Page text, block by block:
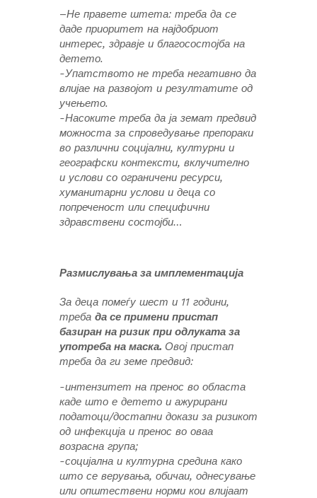
–Не правете штета: треба да се
даде приоритет на најдобриот
интерес, здравје и благосостојба на
детето.
-Упатството не треба негативно да
влијае на развојот и резултатите од
учењето.
-Насоките треба да ја земат предвид
можноста за спроведување препораки
во различни социјални, културни и
географски контексти, вклучително
и услови со ограничени ресурси,
хуманитарни услови и деца со
попреченост или специфични
здравствени состојби…
Размислувања за имплементација
За деца помеѓу шест и 11 години,
треба да се примени пристап
базиран на ризик при одлуката за
употреба на маска. Овој пристап
треба да ги земе предвид:
-интензитет на пренос во областа
каде што е детето и ажурирани
податоци/достапни докази за ризикот
од инфекција и пренос во оваа
возрасна група;
-социјална и културна средина како
што се верувања, обичаи, однесување
или општествени норми кои влијаат